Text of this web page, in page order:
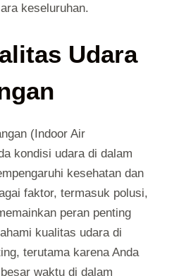
keseluruhan.
Udara
(Indoor Air
kondisi udara di dalam
kesehatan dan
faktor, termasuk polusi,
peran penting
kualitas udara di
terutama karena Anda
waktu di dalam